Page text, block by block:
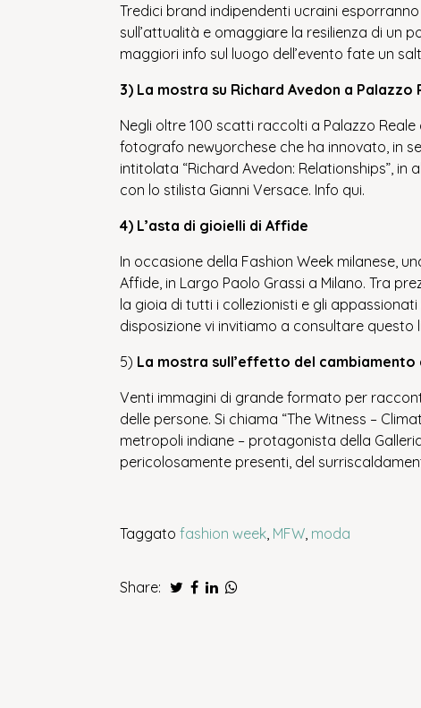
Tredici brand indipendenti ucraini
sull’attualità e omaggiare la resilienza di un
maggiori info sul luogo dell’evento fate un
3) La mostra su Richard Avedon a Palazzo
Negli oltre 100 scatti raccolti a Palazzo
fotografo newyorchese che ha innovato, in
intitolata “Richard Avedon: Relationships”,
con lo stilista Gianni Versace. Info qui.
4) L’asta di gioielli di Affide
In occasione della Fashion Week milanese,
Affide, in Largo Paolo Grassi a Milano. Tra
la gioia di tutti i collezionisti e gli
disposizione vi invitiamo a consultare questo
5) La mostra sull’effetto del cambiamento
Venti immagini di grande formato per
delle persone. Si chiama “The Witness –
metropoli indiane – protagonista della
pericolosamente presenti, del
Taggato fashion week MFW moda
Share: